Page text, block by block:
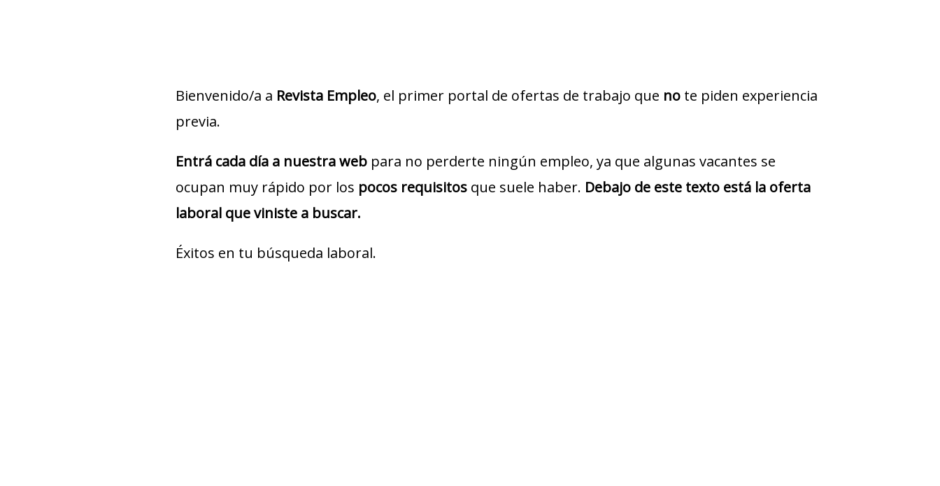
Bienvenido/a a Revista Empleo, el primer portal de ofertas de trabajo que note piden experiencia
previa.
Entrá cada día a nuestra web para no perderte ningún empleo, ya que algunas vacantes se
ocupan muy rápido por los pocos requisitosque suele haber. Debajo de este texto está la oferta
laboral que viniste a buscar.
Éxitos en tu búsqueda laboral.